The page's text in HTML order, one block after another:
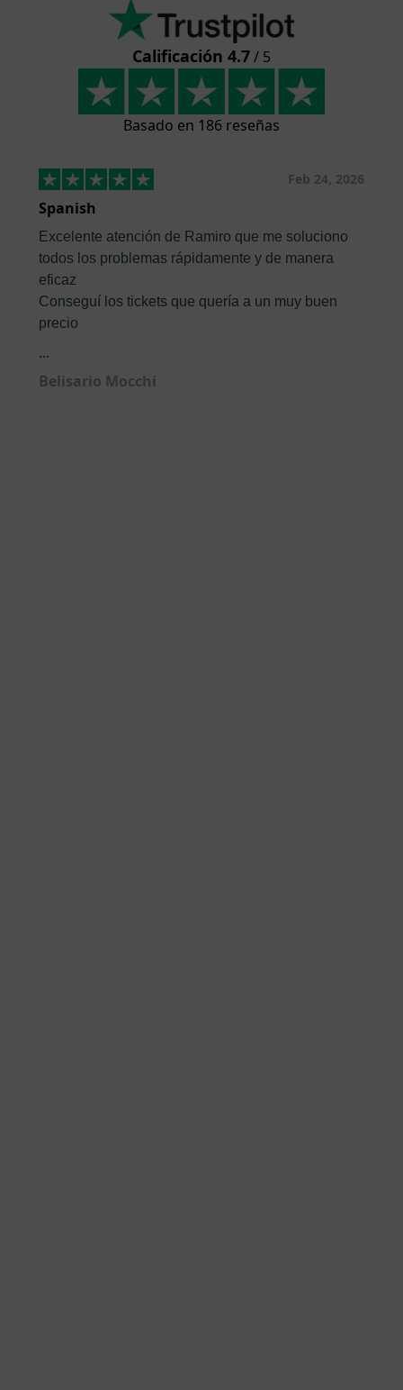
Calificación 4.7/ 5
Basado en 186 reseñas
Feb 24, 2026
Spanish
Excelente atención de Ramiro que me soluciono
todos los problemas rápidamente y de manera
eficaz
Conseguí los tickets que quería a un muy buen
precio
...
Belisario Mocchi